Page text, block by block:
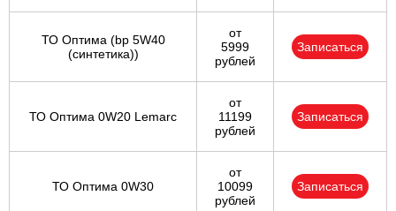
ТО Оптима (bp 5W40
(синтетика))
от
5999
рублей
Записаться
ТО Оптима 0W20 Lemarc
от
11199
рублей
Записаться
ТО Оптима 0W30
от
10099
рублей
Записаться